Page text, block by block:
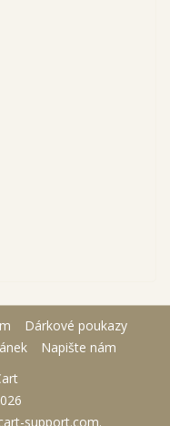
Dárkové poukazy
Napište nám
support.com.